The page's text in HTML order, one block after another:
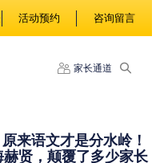
活动预约 咨询留言
家长通道
来语文才是分水岭！
贤，颠覆了多少家长